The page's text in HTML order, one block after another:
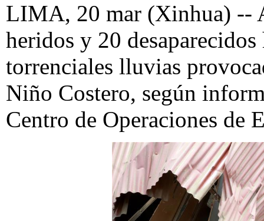
LIMA, 20 mar (Xinhua) --
heridos y 20
torrenciales lluvias
Niño Costero, según
Centro de Operaciones de